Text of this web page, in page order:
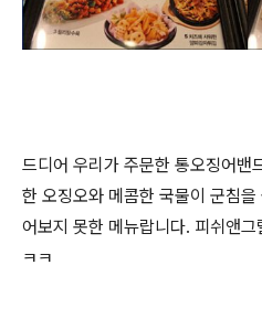
드디어 우리가 주문한 통오징어
한 오징오와 메콤한 국물이 군침
어보지 못한 메뉴랍니다. 피쉬앤
ㅋㅋ